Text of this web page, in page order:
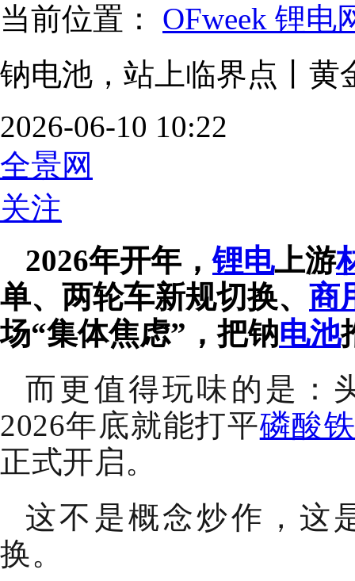
当前位置： OFweek 锂电
钠电池，站上临界点丨黄
2026-06-10 10:22
全景网
关注
2026年开年，锂电上游
单、两轮车新规切换、 商
场“集体焦虑”，把钠电池
而更值得玩味的是：
2026年底就能打平磷酸
正式开启。
这不是概念炒作，这
换。